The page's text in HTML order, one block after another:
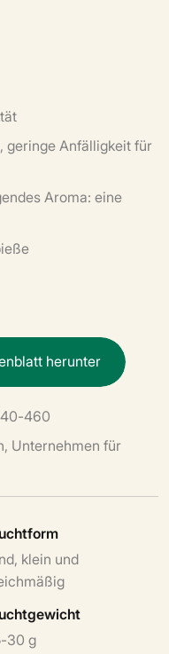
geringe Anfälligkeit für
Aroma: eine
nblatt herunter
460
Unternehmen für
klein und
30 g